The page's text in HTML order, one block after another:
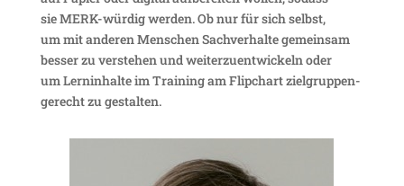
sie MERK-würdig werden. Ob nur für sich selbst,
um mit anderen Menschen Sach­ver­halte gemeinsam
besser zu verstehen und weiter­zu­ent­wi­ckeln oder
um Lern­in­halte im Trai­ning am Flip­chart ziel­grup­pen­
ge­recht zu gestalten.